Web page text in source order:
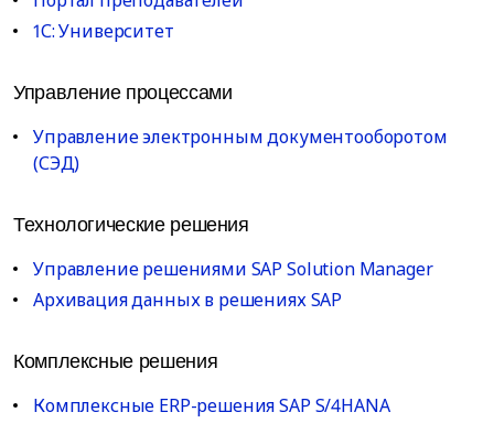
1С: Университет
Управление процессами
Управление электронным документооборотом
(СЭД)
Технологические решения
Управление решениями SAP Solution Manager
Архивация данных в решениях SAP
Комплексные решения
Комплексные ERP-решения SAP S/4HANA